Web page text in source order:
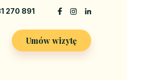
270 891
Umów wizytę